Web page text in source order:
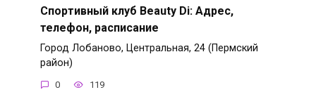
Спортивный клуб Beauty Di: Адрес,
телефон, расписание
Город Лобаново, Центральная, 24 (Пермский
район)
0 119